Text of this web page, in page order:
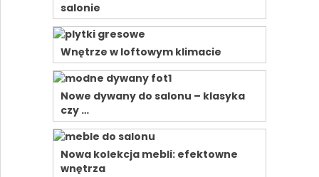
salonie
Wnętrze w loftowym klimacie
Nowe dywany do salonu – klasyka
czy …
Nowa kolekcja mebli: efektowne
wnętrza